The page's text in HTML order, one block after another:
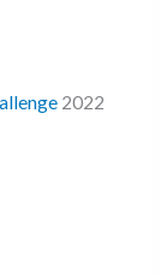
2022